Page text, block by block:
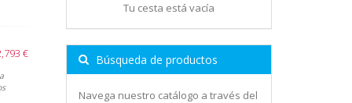
€
Tu cesta está vacía
Búsqueda de productos
Navega nuestro catálogo a través del